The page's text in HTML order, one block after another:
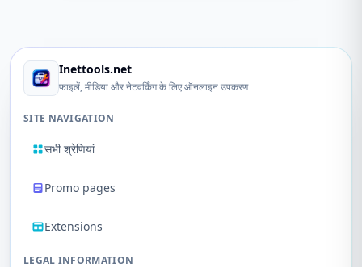
Inettools.net
फ़ाइलें, मीडिया और नेटवर्किंग के लिए ऑनलाइन उपकरण
SITE NAVIGATION
सभी श्रेणियां
Promo pages
Extensions
LEGAL INFORMATION